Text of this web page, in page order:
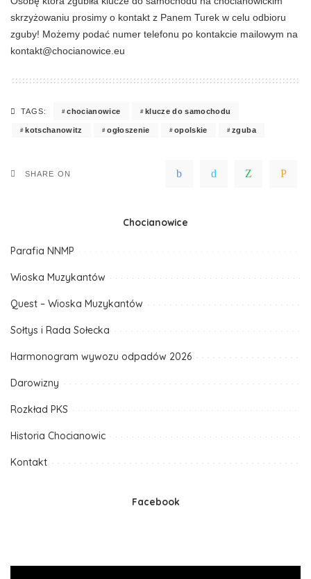
skrzyżowaniu prosimy o kontakt z Panem Turek w celu odbioru
zguby! Możemy podać numer telefonu po kontakcie mailowym na
kontakt@chocianowice.eu
TAGS: chocianowice klucze do samochodu
kotschanowitz ogłoszenie opolskie zguba
SHARE ON
Chocianowice
Parafia NNMP
Wioska Muzykantów
Quest – Wioska Muzykantów
Sołtys i Rada Sołecka
Harmonogram wywozu odpadów 2026
Darowizny
Rozkład PKS
Historia Chocianowic
Kontakt
Facebook